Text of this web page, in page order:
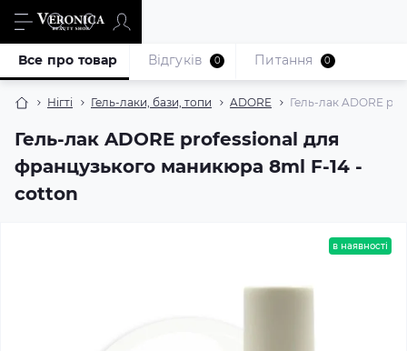
Нігті Гель-лаки, бази, топи ADORE Гель-лак ADORE
Гель-лак ADORE professional для
французького маникюра 8ml F-14 -
cotton
Все про товар Відгуків 0 Питання 0
в наявності